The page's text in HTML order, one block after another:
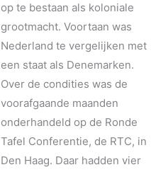
op te bestaan als koloniale
grootmacht. Voortaan was
Nederland te vergelijken met
een staat als Denemarken.
Over de condities was de
voorafgaande maanden
onderhandeld op de Ronde
Tafel Conferentie, de RTC, in
Den Haag. Daar hadden vier